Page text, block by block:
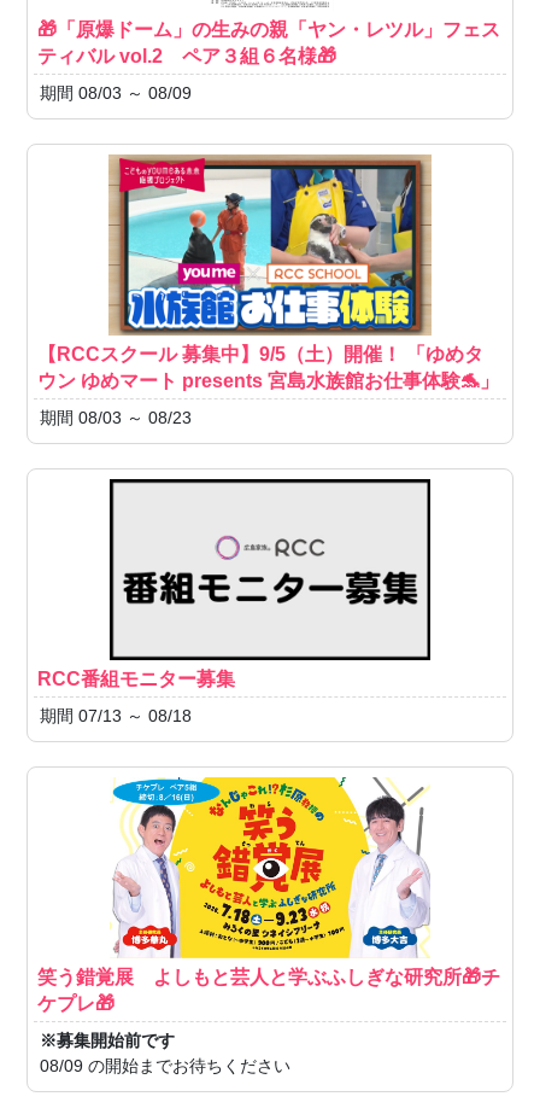
🎁「原爆ドーム」の生みの親「ヤン・レツル」フェス
ティバル vol.2 ペア３組６名様🎁
期間 08/03 ～ 08/09
【RCCスクール 募集中】9/5（土）開催！ 「ゆめタ
ウン ゆめマート presents 宮島水族館お仕事体験🐬」
期間 08/03 ～ 08/23
RCC番組モニター募集
期間 07/13 ～ 08/18
笑う錯覚展 よしもと芸人と学ぶふしぎな研究所🎁チ
ケプレ🎁
※募集開始前です
08/09 の開始までお待ちください